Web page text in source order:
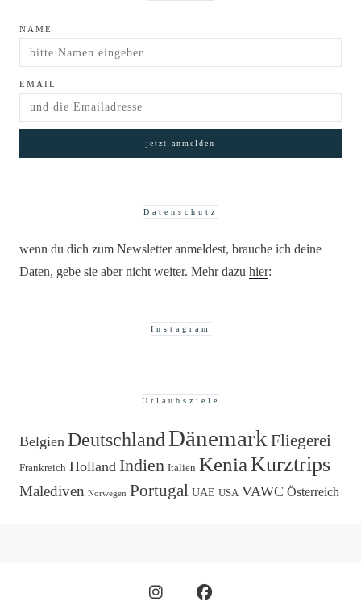
NAME
EMAIL
Datenschutz
wenn du dich zum Newsletter anmeldest, brauche ich deine
Daten, gebe sie aber nicht weiter. Mehr dazu hier:
Instagram
Urlaubsziele
Belgien DeutschlandDänemark Fliegerei
Frankreich Holland Indien Italien KeniaKurztrips
Malediven Norwegen Portugal UAE USA VAWC Österreich